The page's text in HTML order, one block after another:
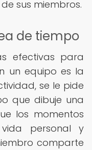
sus miembros.
de tiempo
efectivas para
un equipo es la
se le pide
que dibuje una
los momentos
personal y
comparte